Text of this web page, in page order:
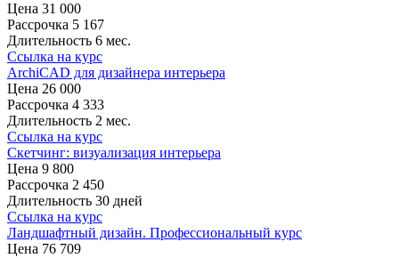
Цена 31 000
Рассрочка 5 167
Длительность 6 мес.
Ссылка на курс
ArchiCAD для дизайнера интерьера
Цена 26 000
Рассрочка 4 333
Длительность 2 мес.
Ссылка на курс
Скетчинг: визуализация интерьера
Цена 9 800
Рассрочка 2 450
Длительность 30 дней
Ссылка на курс
Ландшафтный дизайн. Профессиональный курс
Цена 76 709